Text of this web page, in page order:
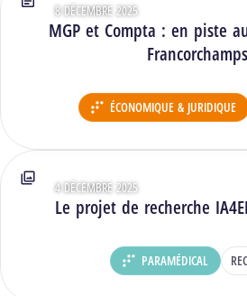
MGP et Compta : en piste
Type : Articles
8 DÉCEMBRE 2025
DÉPARTEMENT :
ÉCONOMIQUE & JURIDIQUE
Le projet de recherche
Type : Photos
4 DÉCEMBRE 2025
DÉPARTEMENT :
PARAMÉDICAL